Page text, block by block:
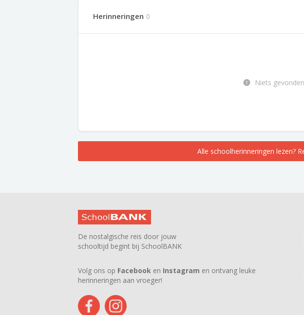
Herinneringen 0
Niets gevonden
Alle schoolherinneringen lezen?
De nostalgische reis door jouw
schooltijd begint bij SchoolBANK
Volg ons op Facebook en Instagram en ontvang leuke
herinneringen aan vroeger!